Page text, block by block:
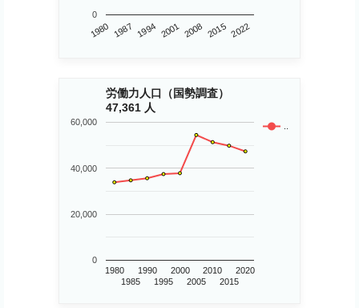
1980 1987 1994 2001 2008 2015 2022
0
労働力人口（国勢調査）
47,361 人
..
1980
1985
1990
1995
2000
2005
2010
2015
2020
0
20,000
40,000
60,000